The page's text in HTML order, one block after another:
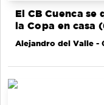
El CB Cuenca
la Copa en casa
Alejandro del Valle -